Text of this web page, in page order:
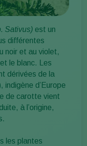
Sativus) est un
différentes
noir et au violet,
le blanc. Les
dérivées de la
indigène d’Europe
de carotte vient
à l’origine,
les plantes